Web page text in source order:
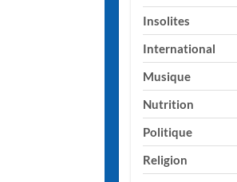
Insolites
International
Musique
Nutrition
Politique
Religion